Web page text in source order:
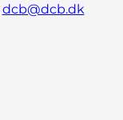
dcb@dcb.dk